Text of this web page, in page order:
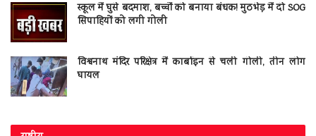
स्कूल में घुसे बदमाश, बच्चों को बनाया बंधक! मुठभेड़ में दो SOG
सिपाहियों को लगी गोली
विश्वनाथ मंदिर परिक्षेत्र में कार्बाइन से चली गोली, तीन लोग
घायल